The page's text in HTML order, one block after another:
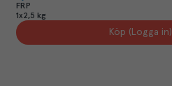
FRP
1x2,5 kg
Köp (Logga in)